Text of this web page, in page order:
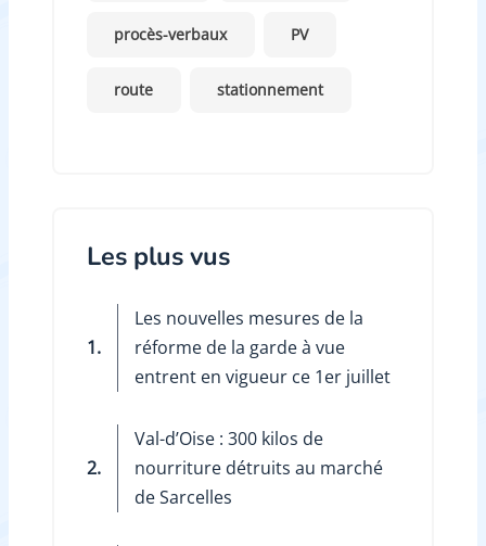
procès-verbaux PV
route stationnement
Les plus vus
1.
Les nouvelles mesures de la
réforme de la garde à vue
entrent en vigueur ce 1er juillet
2.
Val-d’Oise : 300 kilos de
nourriture détruits au marché
de Sarcelles